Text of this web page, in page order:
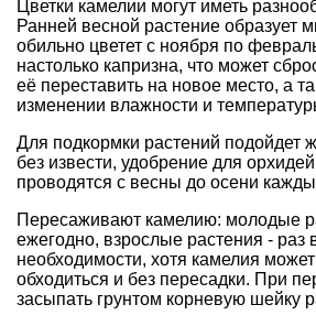
Цветки камелии могут иметь
Ранней весной растение образует
обильно цветет с ноября по
настолько капризна, что может
её переставить на новое место, а
изменении влажности и
Для подкормки растений подойдет
без извести, удобрение для
проводятся с весны до осени
Пересаживают камелию: молодые
ежегодно, взрослые растения - раз
необходимости, хотя камелия
обходиться и без пересадки. При
засыпать грунтом корневую шейку